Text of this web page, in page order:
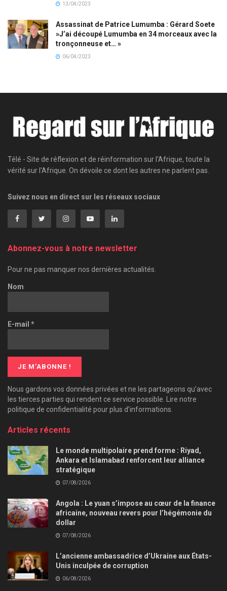
13/04/2023
Assassinat de Patrice Lumumba : Gérard Soete
»J’ai découpé Lumumba en 34 morceaux avec la
tronçonneuse et… »
06/04/2023
Télé - Site de réflexion et de réinformation sur l'Afrique, toute la
vérité sur l'Afrique. On dévoile ce dont les autres ne parlent pas.
Suivez nous en direct sur les réseaux sociaux
Abonnez-vous à notre newsletter
Pour ne pas manquer nos dernières actualités.
Nom
E-mail *
Nous gardons vos données privées et ne les partageons qu’avec
les tierces parties qui rendent ce service possible. Lire notre
politique de confidentialité pour plus d’informations.
Articles récents
Le monde multipolaire prend forme : Riyad,
Ankara et Islamabad renforcent leur alliance
stratégique
07/08/2026
Angola : Le yuan s’impose au cœur de la finance
africaine, nouveau revers pour l’hégémonie du
dollar
07/08/2026
L’ancienne ambassadrice d’Ukraine aux États-
Unis inculpée de corruption
06/08/2026